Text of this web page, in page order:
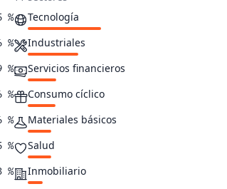
%
%
%
%
%
%
%
Tecnología
Industriales
Servicios financieros
Consumo cíclico
Materiales básicos
Salud
Inmobiliario